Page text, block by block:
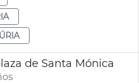
de Santa Mónica